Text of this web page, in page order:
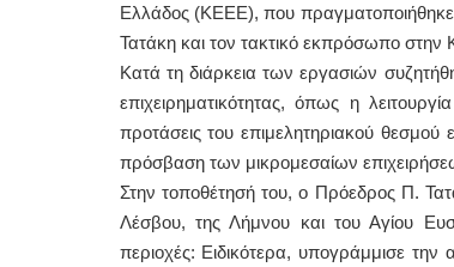
Ελλάδος (ΚΕΕΕ), που
Τατάκη και τον τακτικό εκπρόσωπο
Κατά τη διάρκεια των εργασιών
επιχειρηματικότητας, όπως η
προτάσεις του επιμελητηριακού
πρόσβαση των μικρομεσαίων
Στην τοποθέτησή του, ο Πρόεδρος Π.
Λέσβου, της Λήμνου και του Αγίου
περιοχές: Ειδικότερα, υπογράμμισε